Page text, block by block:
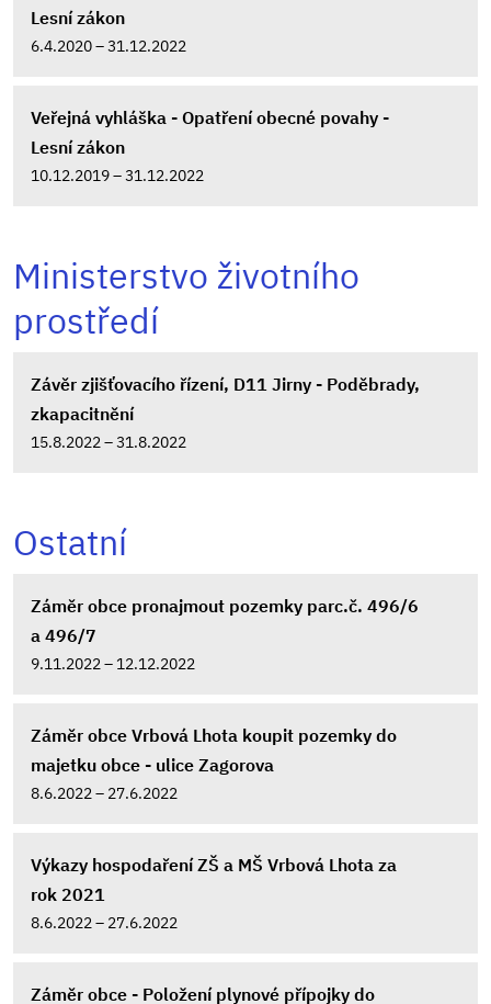
Lesní zákon
6.4.2020 – 31.12.2022
Veřejná vyhláška - Opatření obecné povahy -
Lesní zákon
10.12.2019 – 31.12.2022
Ministerstvo životního
prostředí
Závěr zjišťovacího řízení, D11 Jirny - Poděbrady,
zkapacitnění
15.8.2022 – 31.8.2022
Ostatní
Záměr obce pronajmout pozemky parc.č. 496/6
a 496/7
9.11.2022 – 12.12.2022
Záměr obce Vrbová Lhota koupit pozemky do
majetku obce - ulice Zagorova
8.6.2022 – 27.6.2022
Výkazy hospodaření ZŠ a MŠ Vrbová Lhota za
rok 2021
8.6.2022 – 27.6.2022
Záměr obce - Položení plynové přípojky do